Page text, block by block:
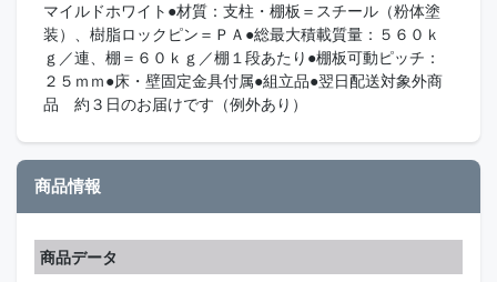
マイルドホワイト●材質：支柱・棚板＝スチール（粉体塗
装）、樹脂ロックピン＝ＰＡ●総最大積載質量：５６０ｋ
ｇ／連、棚＝６０ｋｇ／棚１段あたり●棚板可動ピッチ：
２５ｍｍ●床・壁固定金具付属●組立品●翌日配送対象外商
品 約３日のお届けです（例外あり）
商品情報
商品データ